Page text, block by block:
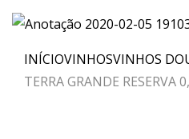
INÍCIOVINHOSVINHOS
TERRA GRANDE RESERVA